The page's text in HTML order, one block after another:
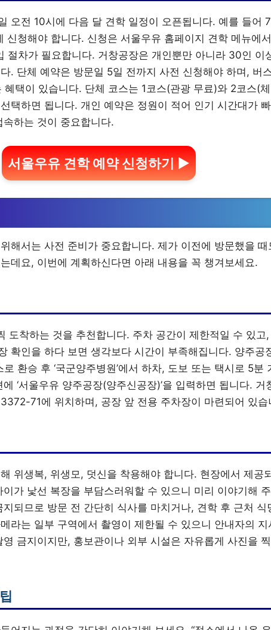
오전 10시에 다음 달 견학 일정이 오픈됩니다. 예를 들어
신청해야 합니다. 신청은 서울우유 홈페이지 견학 메뉴에
절차가 필요합니다. 거창공장은 개인뿐만 아니라 30인 이
. 단체 예약은 방문일 5일 전까지 사전 신청해야 하며, 버
혜택이 있습니다. 단체 코스는 1코스(관광 무료)와 2코스(
택하면 됩니다. 개인 예약은 정원이 적어 인기 시간대가
하는 것이 중요합니다.
서울우유 견학 예약 신청하기 ▶
해서는 사전 준비가 중요합니다. 제가 이전에 방문했을 때
데요, 이번에 계획하신다면 아래 내용을 꼭 챙겨보세요.
도착하는 것을 추천합니다. 주차 공간이 제한적일 수 있고
확인을 하다 보면 생각보다 시간이 부족해집니다. 양주공
환승 후 ‘국군양주병원’에서 하차, 도보 또는 택시로 5분
‘서울우유 양주공장(양주신공장)’을 입력하면 됩니다. 거
71에 위치하며, 공장 앞 전용 주차장이 마련되어 있습
위생복, 위생모, 덧신을 착용해야 합니다. 현장에서 제공
가 낯선 복장을 부담스러워할 수 있으니 미리 이야기해
되므로 방문 전 간단히 식사를 마치거나, 견학 후 근처 식
라는 일부 구역에서 촬영이 제한될 수 있으니 안내자의 지
금지이지만, 홍보관이나 외부 시설은 자유롭게 사진을